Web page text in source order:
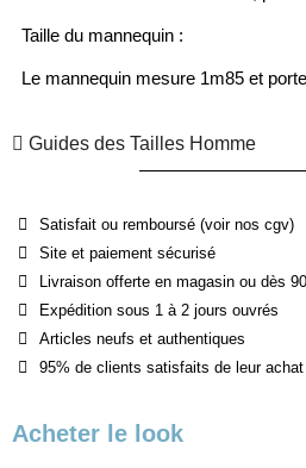
Taille du mannequin :
Le mannequin mesure 1m85 et
Guides des Tailles Homme
Satisfait ou remboursé (voir nos cgv)
Site et paiement sécurisé
Livraison offerte en magasin ou dès
Expédition sous 1 à 2 jours ouvrés
Articles neufs et authentiques
95% de clients satisfaits de leur achat
Acheter le look